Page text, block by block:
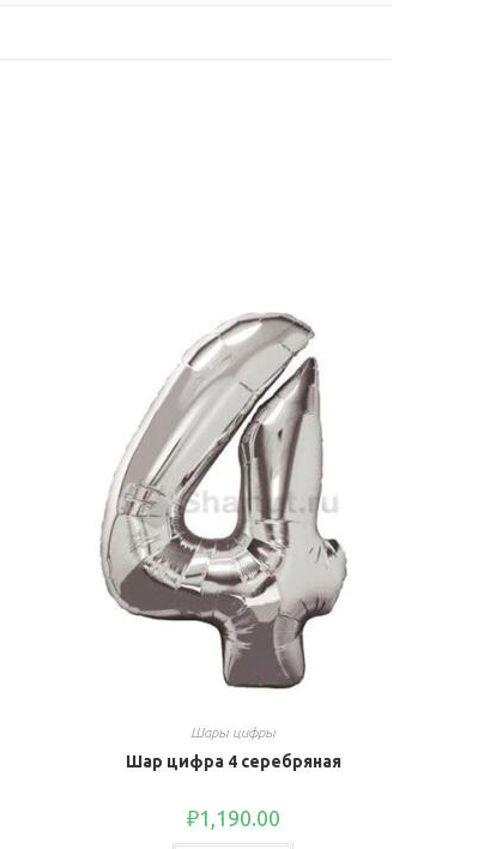
Шары цифры
Шар цифра 4 серебряная
₽1,190.00